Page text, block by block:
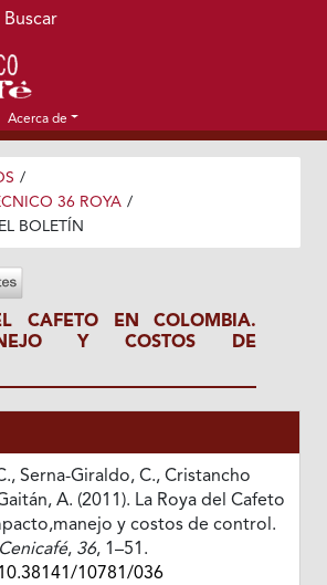
principal
sitio
Buscar
Acerca de
/
36 ROYA /
BOLETÍN
CAFETO EN COLOMBIA.
Y COSTOS DE
Serna-Giraldo, C., Cristancho
A. (2011). La Roya del Cafeto
y costos de control.
, 36, 1–51.
10781/036